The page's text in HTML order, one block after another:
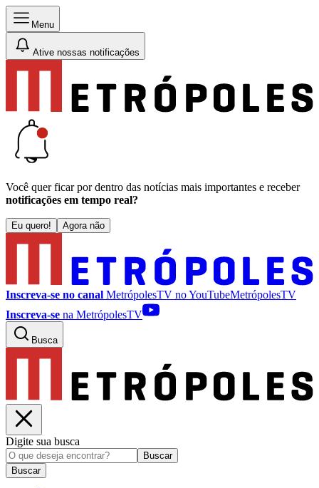
Menu
Ative nossas notificações
Você quer ficar por dentro das notícias mais importantes e receber
notificações em tempo real?
Eu quero! Agora não
Inscreva-se no canal MetrópolesTV noYouTubeMetrópolesTV
Inscreva-se na MetrópolesTV
Busca
Digite sua busca
Buscar
Buscar